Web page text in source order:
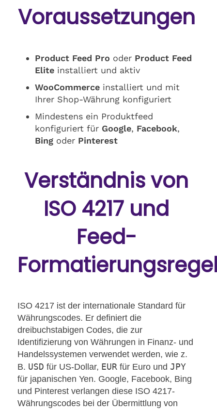
Voraussetzungen
Product Feed Pro oder Product Feed
Elite installiert und aktiv
WooCommerce installiert und mit
Ihrer Shop-Währung konfiguriert
Mindestens ein Produktfeed
konfiguriert für Google, Facebook,
Bing oder Pinterest
Verständnis von
ISO 4217 und
Feed-
ISO 4217 ist der internationale Standard für
Währungscodes. Er definiert die
dreibuchstabigen Codes, die zur
Identifizierung von Währungen in Finanz- und
Handelssystemen verwendet werden, wie z.
B. USD für US-Dollar, EUR für Euro und JPY
für japanischen Yen. Google, Facebook, Bing
und Pinterest verlangen diese ISO 4217-
Währungscodes bei der Übermittlung von